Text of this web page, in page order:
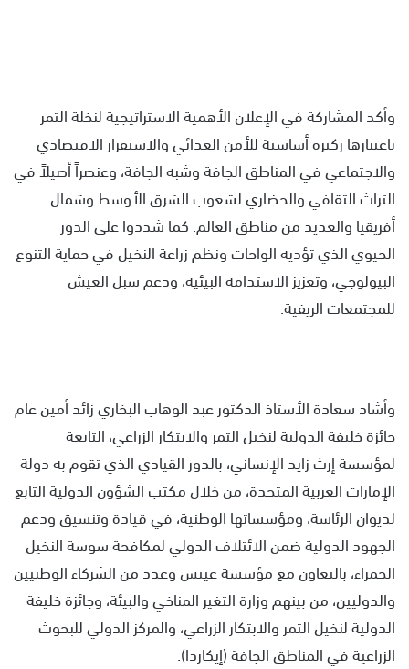
وأكد المشاركة في الإعلان الأهمية الاستراتيجية لنخلة التمر
باعتبارها ركيزة أساسية للأمن الغذائي والاستقرار الاقتصادي
والاجتماعي في المناطق الجافة وشبه الجافة، وعنصراً أصيلاً في
التراث الثقافي والحضاري لشعوب الشرق الأوسط وشمال
أفريقيا والعديد من مناطق العالم. كما شددوا على الدور
الحيوي الذي تؤديه الواحات ونظم زراعة النخيل في حماية التنوع
البيولوجي، وتعزيز الاستدامة البيئية، ودعم سبل العيش
للمجتمعات الريفية.
وأشاد سعادة الأستاذ الدكتور عبد الوهاب البخاري زائد أمين عام
جائزة خليفة الدولية لنخيل التمر والابتكار الزراعي، التابعة
لمؤسسة إرث زايد الإنساني، بالدور القيادي الذي تقوم به دولة
الإمارات العربية المتحدة، من خلال مكتب الشؤون الدولية التابع
لديوان الرئاسة، ومؤسساتها الوطنية، في قيادة وتنسيق ودعم
الجهود الدولية ضمن الائتلاف الدولي لمكافحة سوسة النخيل
الحمراء، بالتعاون مع مؤسسة غيتس وعدد من الشركاء الوطنيين
والدوليين، من بينهم وزارة التغير المناخي والبيئة، وجائزة خليفة
الدولية لنخيل التمر والابتكار الزراعي، والمركز الدولي للبحوث
الزراعية في المناطق الجافة (إيكاردا).